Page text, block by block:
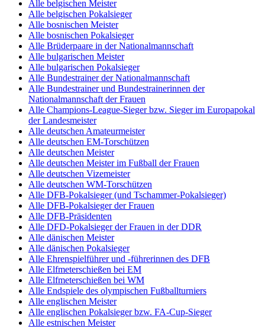
Alle belgischen Meister
Alle belgischen Pokalsieger
Alle bosnischen Meister
Alle bosnischen Pokalsieger
Alle Brüderpaare in der Nationalmannschaft
Alle bulgarischen Meister
Alle bulgarischen Pokalsieger
Alle Bundestrainer der Nationalmannschaft
Alle Bundestrainer und Bundestrainerinnen der
Nationalmannschaft der Frauen
Alle Champions-League-Sieger bzw. Sieger im Europapokal
der Landesmeister
Alle deutschen Amateurmeister
Alle deutschen EM-Torschützen
Alle deutschen Meister
Alle deutschen Meister im Fußball der Frauen
Alle deutschen Vizemeister
Alle deutschen WM-Torschützen
Alle DFB-Pokalsieger (und Tschammer-Pokalsieger)
Alle DFB-Pokalsieger der Frauen
Alle DFB-Präsidenten
Alle DFD-Pokalsieger der Frauen in der DDR
Alle dänischen Meister
Alle dänischen Pokalsieger
Alle Ehrenspielführer und -führerinnen des DFB
Alle Elfmeterschießen bei EM
Alle Elfmeterschießen bei WM
Alle Endspiele des olympischen Fußballturniers
Alle englischen Meister
Alle englischen Pokalsieger bzw. FA-Cup-Sieger
Alle estnischen Meister